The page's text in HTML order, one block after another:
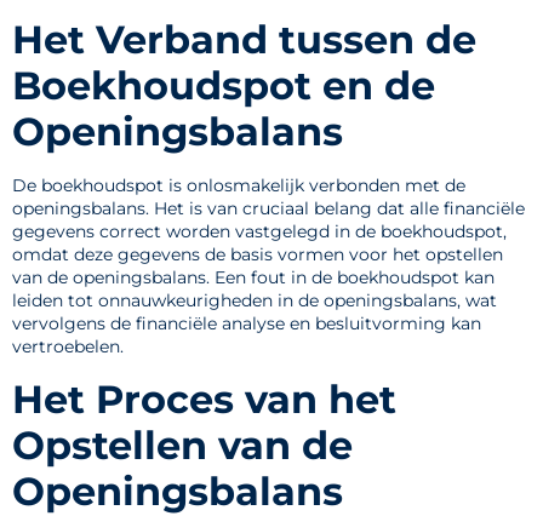
Het Verband tussen de
Boekhoudspot en de
Openingsbalans
De boekhoudspot is onlosmakelijk verbonden met de
openingsbalans. Het is van cruciaal belang dat alle financiële
gegevens correct worden vastgelegd in de boekhoudspot,
omdat deze gegevens de basis vormen voor het opstellen
van de openingsbalans. Een fout in de boekhoudspot kan
leiden tot onnauwkeurigheden in de openingsbalans, wat
vervolgens de financiële analyse en besluitvorming kan
vertroebelen.
Het Proces van het
Opstellen van de
Openingsbalans